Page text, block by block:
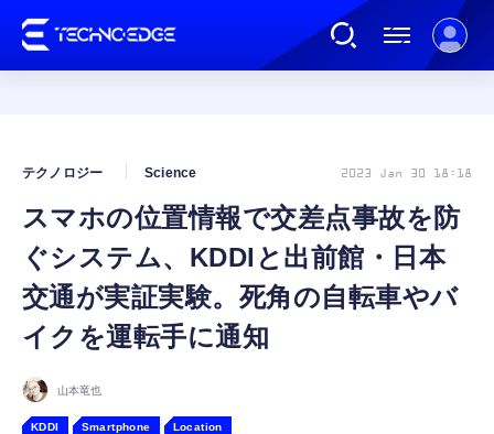
AI
ガジェット
ゲーム
カルチャー
スマホの位置情報で交差点事故を防
ぐシステム、KDDIと出前館・日本
交通が実証実験。死角の自転車やバ
イクを運転手に通知
テクノロジー Science 2023 Jan 30 18:18
山本竜也
KDDI Smartphone Location